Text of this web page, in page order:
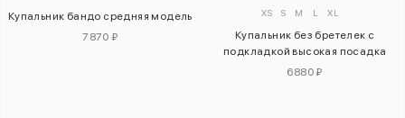
Купальник бандо средняя модель
7870 ₽
XS S M L XL
Купальник без бретелек с
подкладкой высокая посадка
6880 ₽